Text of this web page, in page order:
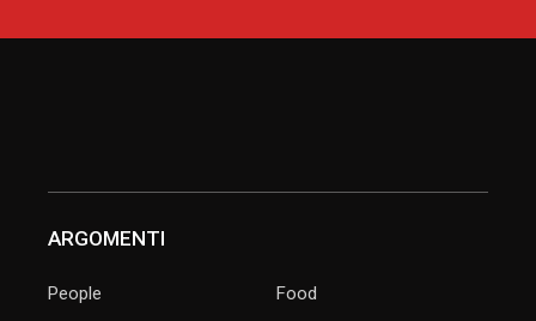
ARGOMENTI
People Food